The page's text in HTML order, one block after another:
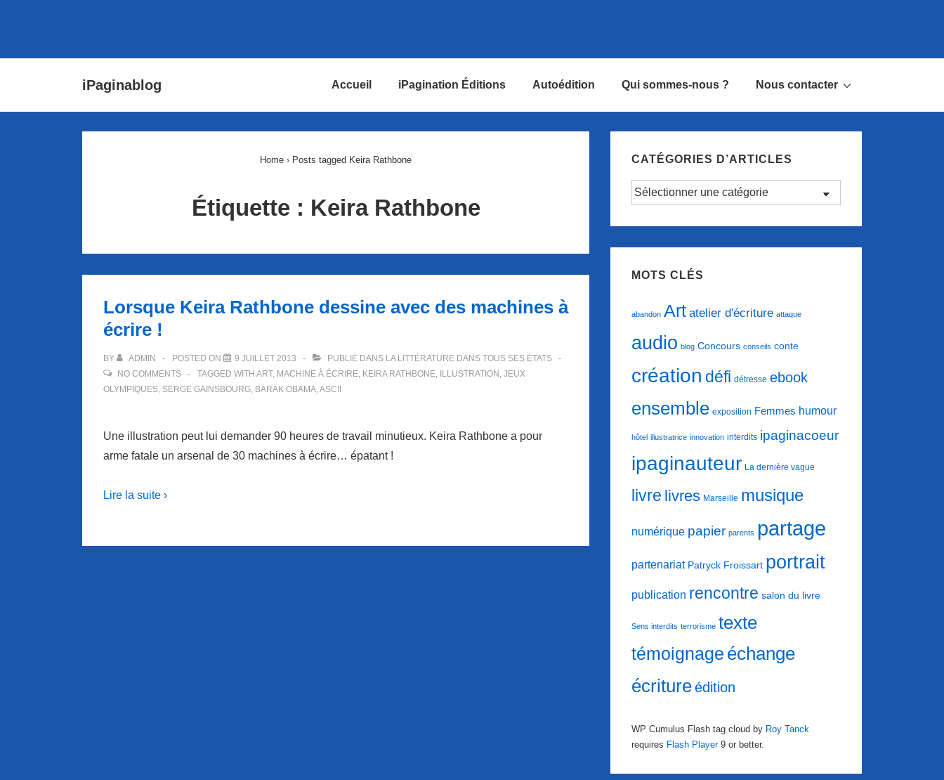
iPaginablog Accueil iPagination Éditions Autoédition Qui sommes-nous ? Nous contacter
Home › Posts tagged Keira Rathbone
Étiquette : Keira Rathbone
Lorsque Keira Rathbone dessine avec des machines à
écrire !
BY ADMIN POSTED ON 9 JUILLET 2013 PUBLIÉ DANS LA LITTÉRATURE DANS TOUS SES ÉTATS
NO COMMENTS
TAGGED WITH ART, MACHINE À ÉCRIRE, KEIRA RATHBONE, ILLUSTRATION , JEUX
OLYMPIQUES, SERGE GAINSBOURG, BARAK OBAMA,ASCII
Une illustration peut lui demander 90 heures de travail minutieux. Keira Rathbone a pour
arme fatale un arsenal de 30 machines à écrire… épatant !
Lire la suite ›
CATÉGORIES D’ARTICLES
Catégories
MOTS CLÉS
abandon Art atelier d'écriture attaque
audio blog Concours conseils conte
création défi détresse ebook
ensemble exposition Femmes humour
hôtel illustratrice innovation interdits ipaginacoeur
ipaginauteur La dernière vague
livre livres Marseille musique
numérique papier parents partage
partenariat Patryck Froissart portrait
publication rencontre salon du livre
Sens interdits terrorisme texte
témoignage échange
écritureédition
WP Cumulus Flash tag cloud by Roy Tanck
requires Flash Player9 or better.